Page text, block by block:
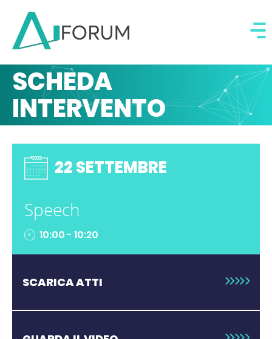
SCHEDA
INTERVENTO
22 SETTEMBRE
Speech
10:00 - 10:20
SCARICA ATTI